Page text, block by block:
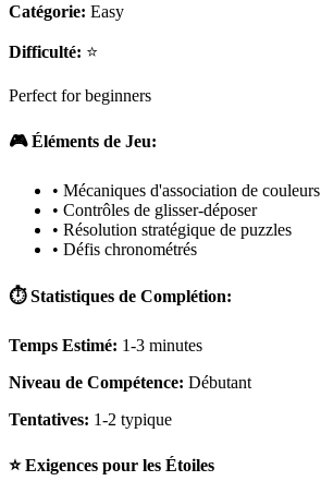
Catégorie: Easy
Difficulté: ⭐
Perfect for beginners
🎮 Éléments de Jeu:
• Mécaniques d'association de couleurs
• Contrôles de glisser-déposer
• Résolution stratégique de puzzles
• Défis chronométrés
⏱️ Statistiques de Complétion:
Temps Estimé: 1-3 minutes
Niveau de Compétence: Débutant
Tentatives: 1-2 typique
⭐ Exigences pour les Étoiles